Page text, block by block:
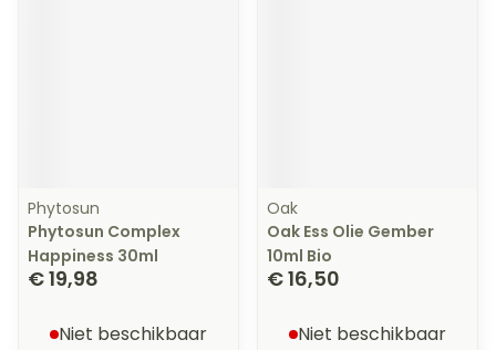
Phytosun
Phytosun Complex
Happiness 30ml
€ 19,98
Niet beschikbaar
Oak
Oak Ess Olie Gember
10ml Bio
€ 16,50
Niet beschikbaar